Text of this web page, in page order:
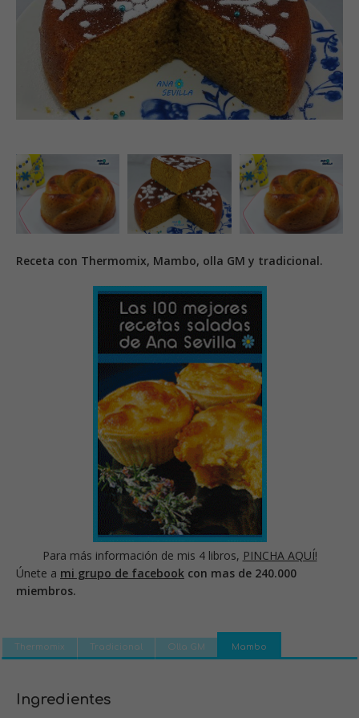
Receta con Thermomix, Mambo, olla GM y tradicional.
Para más información de mis 4 libros, PINCHA AQUÍ!
Únete a mi grupo de facebook con mas de 240.000
miembros.
Thermomix Tradicional Olla GM Mambo
Ingredientes